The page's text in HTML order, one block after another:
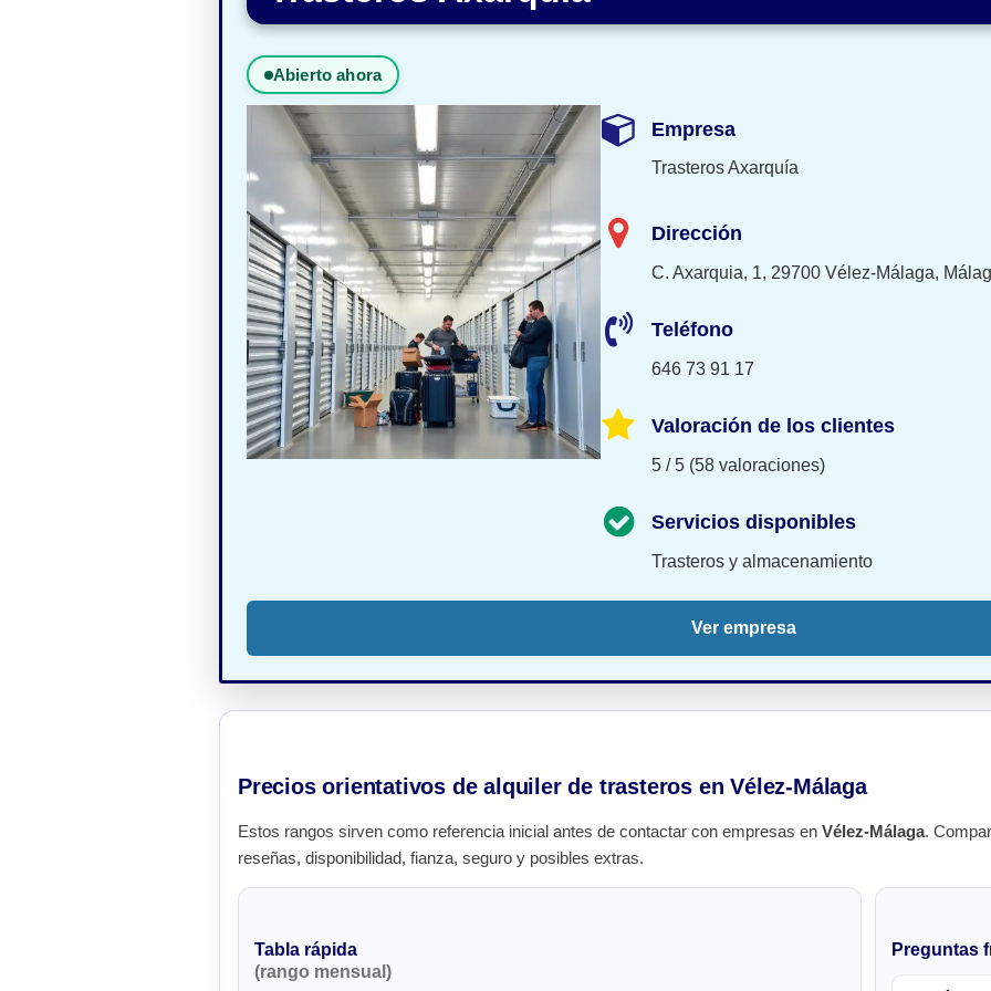
Abierto ahora
Empresa
Trasteros Axarquía
Dirección
C. Axarquia, 1, 29700 Vélez-Málaga,
Teléfono
646 73 91 17
Valoración de los clientes
5 / 5 (58 valoraciones)
Servicios disponibles
Trasteros y almacenamiento
Ver empresa
Precios orientativos de alquiler de trasteros en Vélez-Málaga
Estos rangos sirven como referencia inicial antes de contactar con empresas en Vélez-Málaga.
reseñas, disponibilidad, fianza, seguro y posibles extras.
Tabla rápida
(rango mensual)
Preguntas